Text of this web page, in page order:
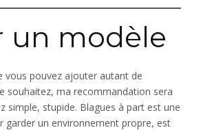
un modèle
vous pouvez ajouter autant de
souhaitez, ma recommandation sera
simple, stupide. Blagues à part est une
garder un environnement propre, est